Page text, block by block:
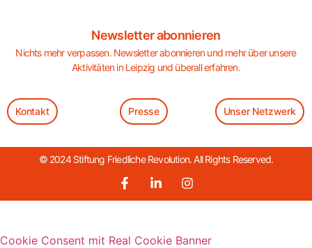
Newsletter abonnieren
Nichts mehr verpassen. Newsletter abonnieren und mehr über unsere
Aktivitäten in Leipzig und überall erfahren.
Kontakt Presse Unser Netzwerk
© 2024 Stiftung Friedliche Revolution. All Rights Reserved.
Cookie Consent mit Real Cookie Banner